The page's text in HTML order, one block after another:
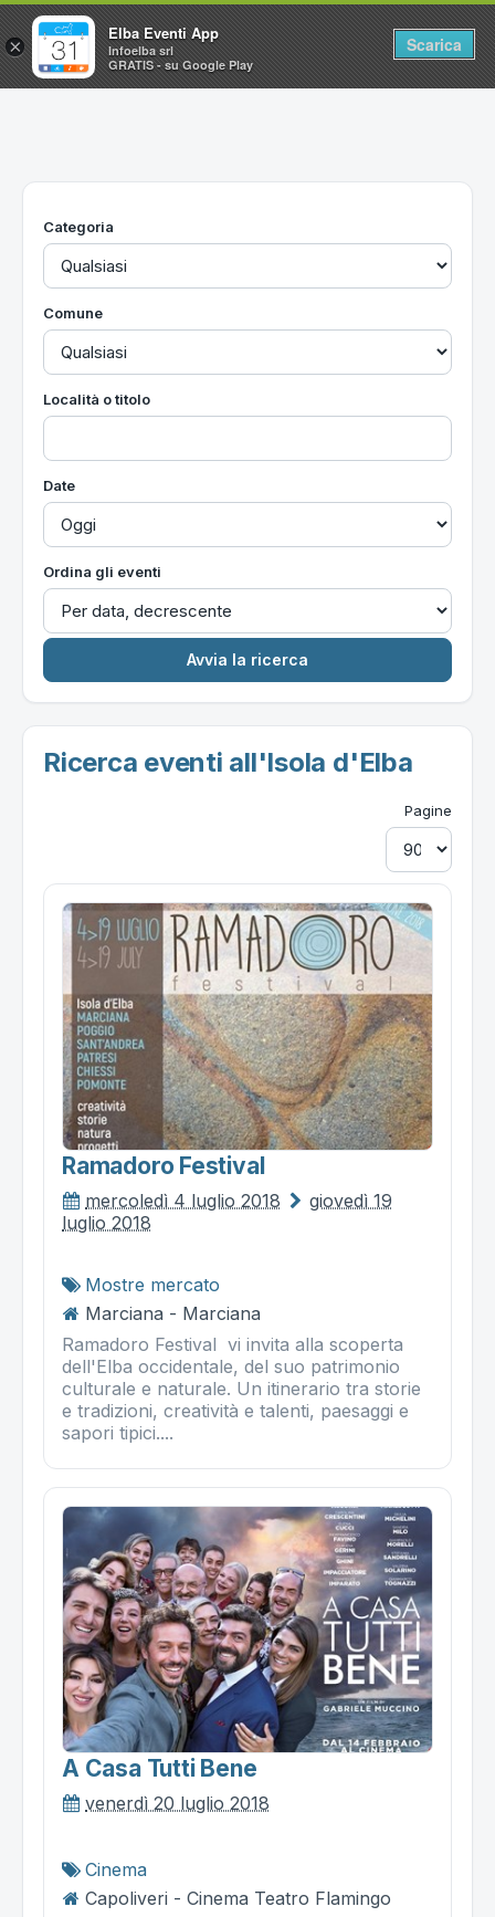
Home
Utilità
Categoria
Comune
Località o titolo
Date
Ordina gli eventi
Ricerca eventi all'Isola d'Elba
Pagine
Ramadoro Festival
mercoledì 4 luglio 2018
giovedì 19
luglio 2018
Mostre mercato
Marciana - Marciana
Ramadoro Festival vi invita alla scoperta
dell'Elba occidentale, del suo patrimonio
culturale e naturale. Un itinerario tra storie
e tradizioni, creatività e talenti, paesaggi e
sapori tipici....
A Casa Tutti Bene
venerdì 20 luglio 2018
Cinema
Capoliveri - Cinema Teatro Flamingo
×
Elba Eventi App
Infoelba srl
GRATIS - su Google Play
Scarica